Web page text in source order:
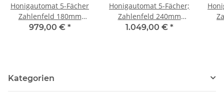
Honigautomat 5-Fächer
Zahlenfeld 180mm
Fachtiefe
979,00 € *
Honigautomat 5-Fächer;
Zahlenfeld 240mm
Fachtiefe
1.049,00 € *
Kategorien